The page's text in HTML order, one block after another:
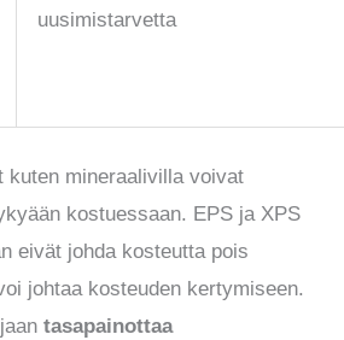
uusimistarvetta
kuten mineraalivilla voivat
kostuessaan. EPS ja XPS
eivät johda kosteutta pois
johtaa kosteuden kertymiseen.
tasapainottaa